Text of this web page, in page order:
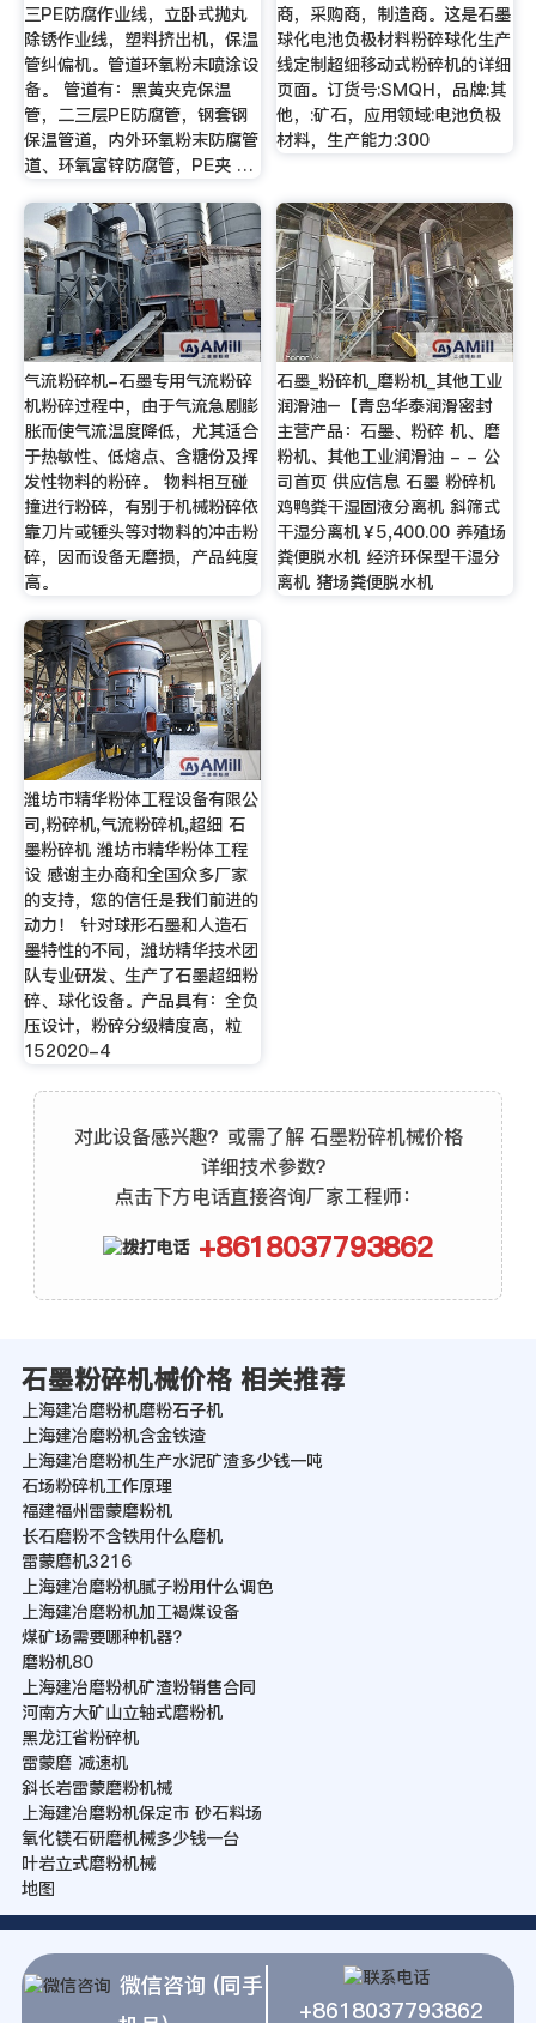
三PE防腐作业线，立卧式抛丸
除锈作业线，塑料挤出机，保温
管纠偏机。管道环氧粉末喷涂设
备。 管道有：黑黄夹克保温
管，二三层PE防腐管，钢套钢
保温管道，内外环氧粉末防腐管
道、环氧富锌防腐管，PE夹 …
商，采购商，制造商。这是石墨
球化电池负极材料粉碎球化生产
线定制超细移动式粉碎机的详细
页面。订货号:SMQH，品牌:其
他，:矿石，应用领域:电池负极
材料，生产能力:300
气流粉碎机-石墨专用气流粉碎
机粉碎过程中，由于气流急剧膨
胀而使气流温度降低，尤其适合
于热敏性、低熔点、含糖份及挥
发性物料的粉碎。 物料相互碰
撞进行粉碎，有别于机械粉碎依
靠刀片或锤头等对物料的冲击粉
碎，因而设备无磨损，产品纯度
高。
石墨_粉碎机_磨粉机_其他工业
润滑油–【青岛华泰润滑密封
主营产品：石墨、粉碎 机、磨
粉机、其他工业润滑油 - - 公
司首页 供应信息 石墨 粉碎机
鸡鸭粪干湿固液分离机 斜筛式
干湿分离机￥5,400.00 养殖场
粪便脱水机 经济环保型干湿分
离机 猪场粪便脱水机
潍坊市精华粉体工程设备有限公
司,粉碎机,气流粉碎机,超细 石
墨粉碎机 潍坊市精华粉体工程
设 感谢主办商和全国众多厂家
的支持，您的信任是我们前进的
动力！ 针对球形石墨和人造石
墨特性的不同，潍坊精华技术团
队专业研发、生产了石墨超细粉
碎、球化设备。产品具有：全负
压设计，粉碎分级精度高，粒
152020-4
对此设备感兴趣？或需了解 石墨粉碎机械价格
详细技术参数？
点击下方电话直接咨询厂家工程师：
+8618037793862
石墨粉碎机械价格 相关推荐
上海建冶磨粉机磨粉石子机
上海建冶磨粉机含金铁渣
上海建冶磨粉机生产水泥矿渣多少钱一吨
石场粉碎机工作原理
福建福州雷蒙磨粉机
长石磨粉不含铁用什么磨机
雷蒙磨机3216
上海建冶磨粉机腻子粉用什么调色
上海建冶磨粉机加工褐煤设备
煤矿场需要哪种机器?
磨粉机80
上海建冶磨粉机矿渣粉销售合同
河南方大矿山立轴式磨粉机
黑龙江省粉碎机
雷蒙磨 减速机
斜长岩雷蒙磨粉机械
上海建冶磨粉机保定市 砂石料场
氧化镁石研磨机械多少钱一台
叶岩立式磨粉机械
地图
微信咨询 (同手
+8618037793862